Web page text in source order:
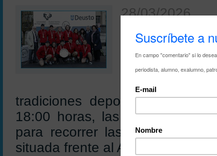
28/03/2026
La
seguirse
La 44ª
viernes la ría
tradiciones deportivas
18:00 horas, las dos
para recorrer las cuatro
situada frente al Ayuntamiento